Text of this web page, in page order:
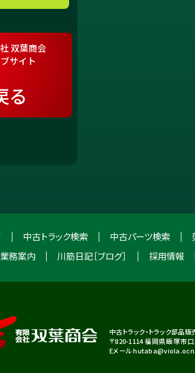
双葉商会
サイト
る
中古トラック検索 中古パーツ検索
業務案内 川筋日記［ブログ］ 採用情報
中古トラック・トラック部品販
〒820-1114福岡県飯塚市
Eメール